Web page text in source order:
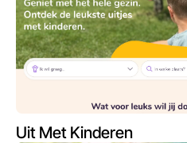
Uit Met Kinderen